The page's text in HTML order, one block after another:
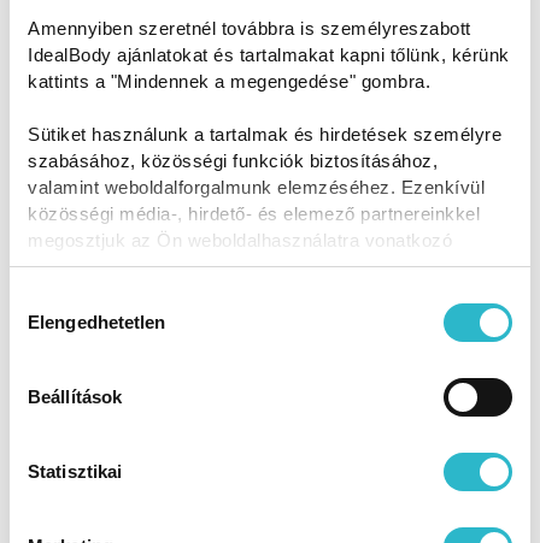
Amennyiben szeretnél továbbra is személyreszabott
IdealBody ajánlatokat és tartalmakat kapni tőlünk, kérünk
kattints a "Mindennek a megengedése" gombra.
Sütiket használunk a tartalmak és hirdetések személyre
szabásához, közösségi funkciók biztosításához,
valamint weboldalforgalmunk elemzéséhez. Ezenkívül
közösségi média-, hirdető- és elemező partnereinkkel
megosztjuk az Ön weboldalhasználatra vonatkozó
adatait, akik kombinálhatják az adatokat más olyan
Ön által használt más szolgáltatásokból gyűjtöttek.
kiválasztása
Elengedhetetlen
Beállítások
Statisztikai
A legtöbb esetben azonban az életmód a leggyakoribb